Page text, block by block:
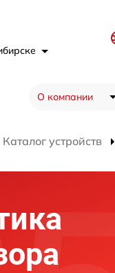
О компании
Каталог устройств